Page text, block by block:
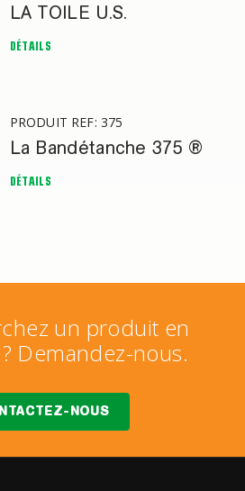
LA TOILE U.S.
DÉTAILS
PRODUIT REF: 375
La Bandétanche 375 ®
DÉTAILS
un produit en
Demandez-nous.
NOUS